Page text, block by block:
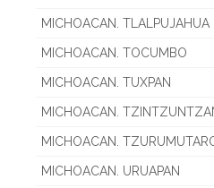
MICHOACAN. TLALPUJAHUA
MICHOACAN. TOCUMBO
MICHOACAN. TUXPAN
MICHOACAN.
MICHOACAN.
MICHOACAN. URUAPAN